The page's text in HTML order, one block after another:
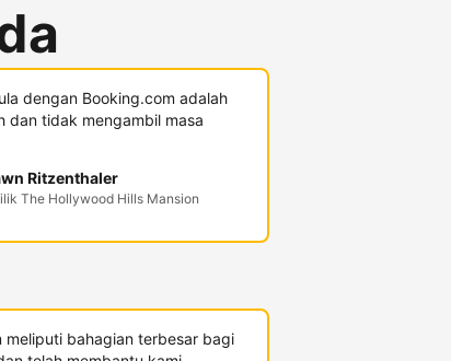
dengan Booking.com adalah
dan tidak mengambil masa
Ritzenthaler
The Hollywood Hills Mansion
meliputi bahagian terbesar bagi